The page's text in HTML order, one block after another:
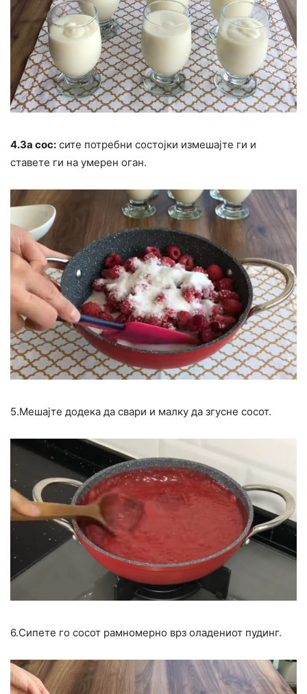
4.За сос: сите потребни состојки измешајте ги и
ставете ги на умерен оган.
5.Мешајте додека да свари и малку да згусне сосот.
6.Сипете го сосот рамномерно врз оладениот пудинг.